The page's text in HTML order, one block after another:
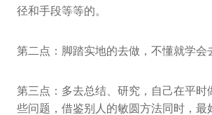
径和手段等等的。
第二点：脚踏实地的去做，不懂就学会
第三点：多去总结、研究，自己在平时
些问题，借鉴别人的敏圆方法同时，最